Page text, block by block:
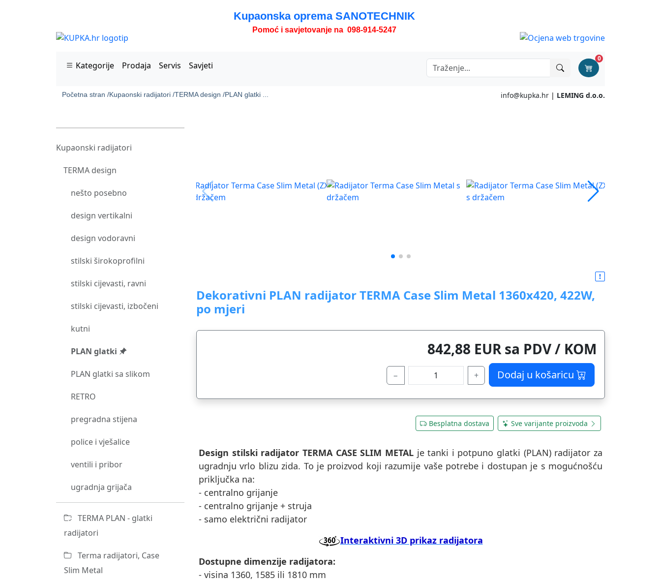
Kupaonska oprema SANOTECHNIK
Pomoć i savjetovanje na 098-914-5247
Kategorije Prodaja Servis Savjeti
0
Početna stran /Kupaonski radijatori /TERMA design /PLAN glatki ... info@kupka.hr | LEMING d.o.o.
Kupaonski radijatori
TERMA design
nešto posebno
design vertikalni
design vodoravni
stilski širokoprofilni
stilski cijevasti, ravni
stilski cijevasti, izbočeni
kutni
PLAN glatki
PLAN glatki sa slikom
RETRO
pregradna stijena
police i vješalice
ventili i pribor
ugradnja grijača
TERMA PLAN - glatki
radijatori
Terma radijatori, Case
Slim Metal
Dekorativni PLAN radijator TERMA Case Slim Metal 1360x420, 422W,
po mjeri
842,88 EUR sa PDV / KOM
− + Dodaj u košaricu
Besplatna dostava Sve varijante proizvoda
Design stilski radijator TERMA CASE SLIM METALje tanki i potpuno glatki (PLAN) radijator za
ugradnju vrlo blizu zida. To je proizvod koji razumije vaše potrebe i dostupan je s mogućnošću
priključka na:
- centralno grijanje
- centralno grijanje + struja
- samo električni radijator
Interaktivni 3D prikaz radijatora
Dostupne dimenzije radijatora:
- visina 1360, 1585 ili 1810 mm